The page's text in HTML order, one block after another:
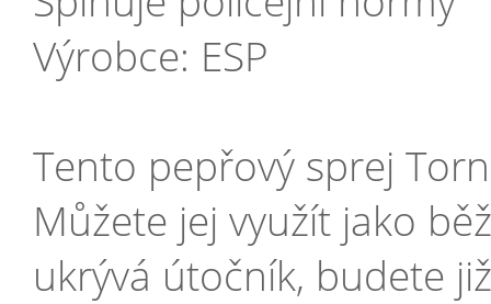
Výrobce: ESP
Tento pepřový sprej
Můžete jej využít jako
ukrývá útočník, budete